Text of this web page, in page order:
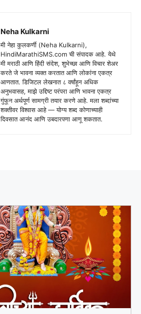
Neha Kulkarni
मी नेहा कुलकर्णी (Neha Kulkarni),
HindiMarathiSMS.com ची संपादक आहे. येथे
मी मराठी आणि हिंदी संदेश, शुभेच्छा आणि विचार शेअर
करते जे भावना व्यक्त करतात आणि लोकांना एकत्र
आणतात. डिजिटल लेखनात ८ वर्षांहून अधिक
अनुभवासह, माझे उद्दिष्ट परंपरा आणि भावना एकत्र
गुंफून अर्थपूर्ण सामग्री तयार करणे आहे. मला शब्दांच्या
शक्तीवर विश्वास आहे — योग्य शब्द कोणाच्याही
दिवसात आनंद आणि उबदारपणा आणू शकतात.